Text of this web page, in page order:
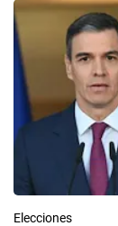
Elecciones